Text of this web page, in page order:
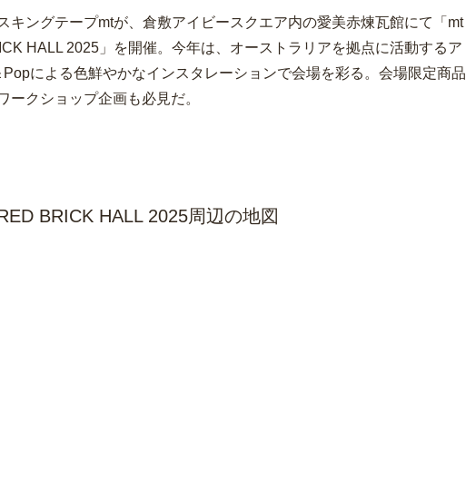
キングテープmtが、倉敷アイビースクエア内の愛美赤煉瓦館にて「mt
HALL 2025」を開催。今年は、オーストラリアを拠点に活動するア
による色鮮やかなインスタレーションで会場を彩る。会場限定商品
ークショップ企画も必見だ。
BRICK HALL 2025周辺の地図